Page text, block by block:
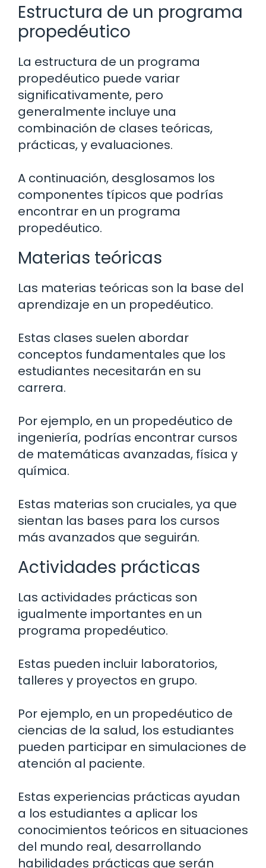
Estructura de un programa
propedéutico
La estructura de un programa
propedéutico puede variar
significativamente, pero
generalmente incluye una
combinación de clases teóricas,
prácticas, y evaluaciones.
A continuación, desglosamos los
componentes típicos que podrías
encontrar en un programa
propedéutico.
Materias teóricas
Las materias teóricas son la base del
aprendizaje en un propedéutico.
Estas clases suelen abordar
conceptos fundamentales que los
estudiantes necesitarán en su
carrera.
Por ejemplo, en un propedéutico de
ingeniería, podrías encontrar cursos
de matemáticas avanzadas, física y
química.
Estas materias son cruciales, ya que
sientan las bases para los cursos
más avanzados que seguirán.
Actividades prácticas
Las actividades prácticas son
igualmente importantes en un
programa propedéutico.
Estas pueden incluir laboratorios,
talleres y proyectos en grupo.
Por ejemplo, en un propedéutico de
ciencias de la salud, los estudiantes
pueden participar en simulaciones de
atención al paciente.
Estas experiencias prácticas ayudan
a los estudiantes a aplicar los
conocimientos teóricos en situaciones
del mundo real, desarrollando
habilidades prácticas que serán